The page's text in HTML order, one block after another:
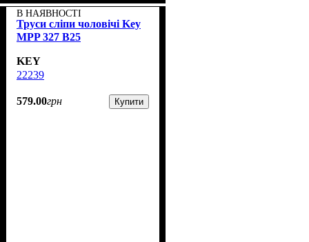
В НАЯВНОСТІ
Труси сліпи чоловічі Key
MPP 327 B25
KEY
22239
579.00грн Купити